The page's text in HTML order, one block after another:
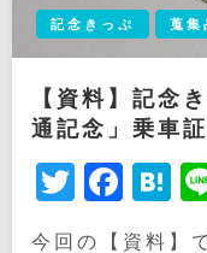
記念きっぷ 蒐集
【資料】記念
通記念」乗車証
今回の【資料】